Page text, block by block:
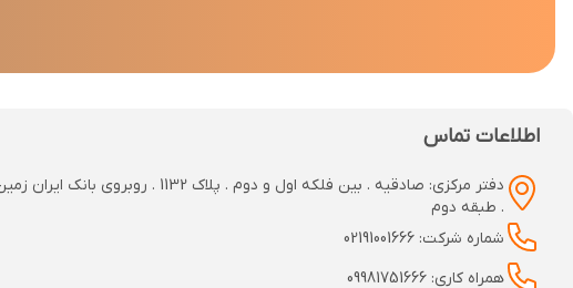
اطلاعات تماس
دفتر مرکزی: صادقیه . بین فلکه اول و دوم . پلاک 1132 . روبروی بانک ایران
. طبقه دوم
شماره شرکت: 02191001666
همراه کاری: 09981751666